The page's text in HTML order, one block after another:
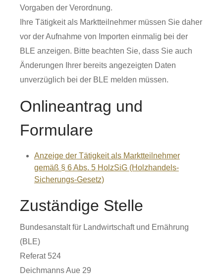
Vorgaben der Verordnung.
Ihre Tätigkeit als Marktteilnehmer müssen Sie daher
vor der Aufnahme von Importen einmalig bei der
BLE anzeigen. Bitte beachten Sie, dass Sie auch
Änderungen Ihrer bereits angezeigten Daten
unverzüglich bei der BLE melden müssen.
Onlineantrag und
Formulare
Anzeige der Tätigkeit als Marktteilnehmer
gemäß § 6 Abs. 5 HolzSiG (Holzhandels-
Sicherungs-Gesetz)
Zuständige Stelle
Bundesanstalt für Landwirtschaft und Ernährung
(BLE)
Referat 524
Deichmanns Aue 29